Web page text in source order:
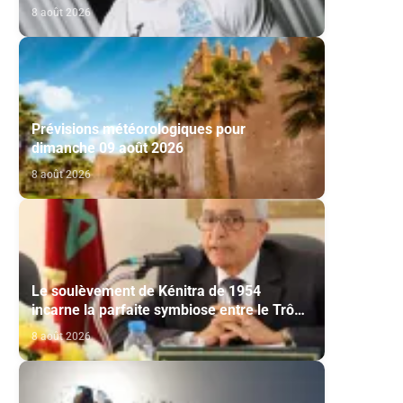
via l’Académico de Viseu
8 août 2026
Prévisions météorologiques pour
dimanche 09 août 2026
8 août 2026
Le soulèvement de Kénitra de 1954
incarne la parfaite symbiose entre le Trône
et le peuple et l’unité de volonté et de
destin (M. El Ktiri)
8 août 2026